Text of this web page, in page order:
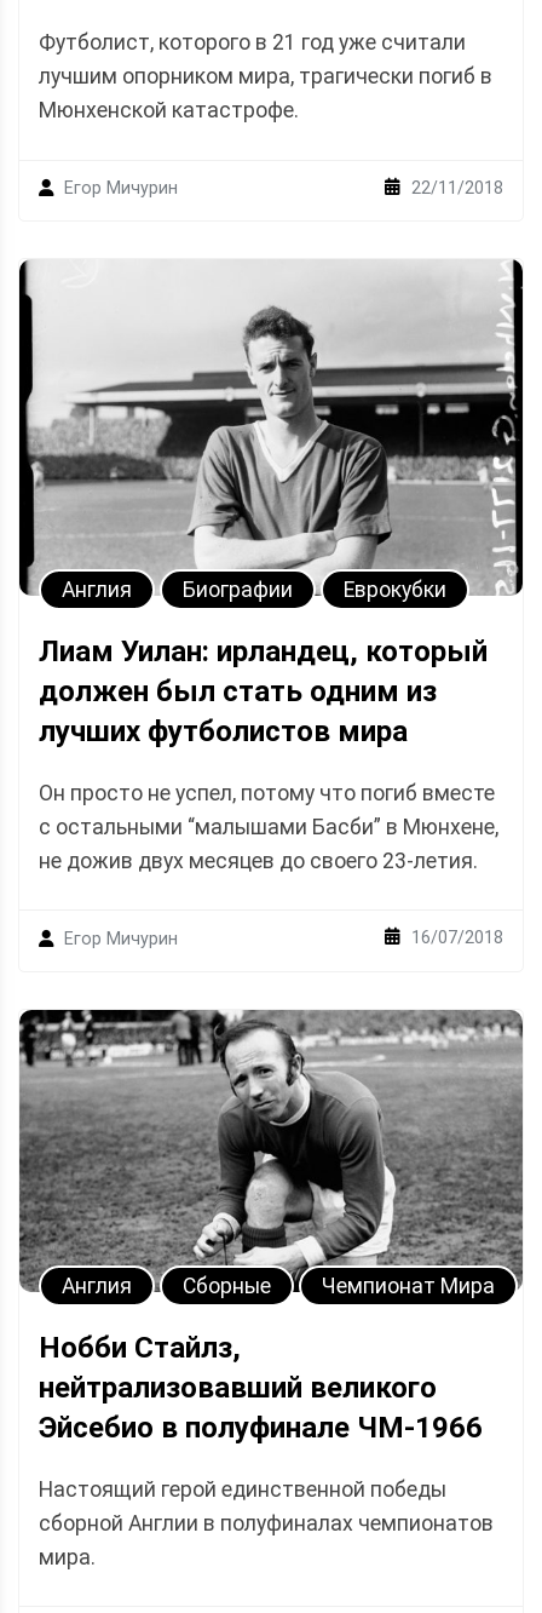
Футболист, которого в 21 год уже считали
лучшим опорником мира, трагически погиб в
Мюнхенской катастрофе.
Егор Мичурин 22/11/2018
Англия Биографии Еврокубки
Лиам Уилан: ирландец, который
должен был стать одним из
лучших футболистов мира
Он просто не успел, потому что погиб вместе
с остальными “малышами Басби” в Мюнхене,
не дожив двух месяцев до своего 23-летия.
Егор Мичурин 16/07/2018
Англия Сборные Чемпионат Мира
Нобби Стайлз,
нейтрализовавший великого
Эйсебио в полуфинале ЧМ-1966
Настоящий герой единственной победы
сборной Англии в полуфиналах чемпионатов
мира.